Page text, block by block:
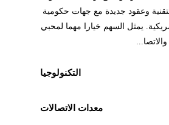
وعقود جديدة مع جهات حكومية
يمثل السهم خيارا مهما لمحبي
التكنولوجيا
معدات الاتصالات